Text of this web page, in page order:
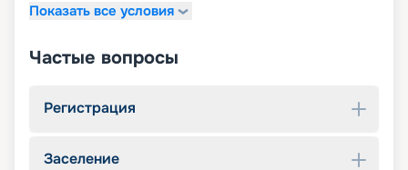
Показать все условия
Частые вопросы
Регистрация
Заселение